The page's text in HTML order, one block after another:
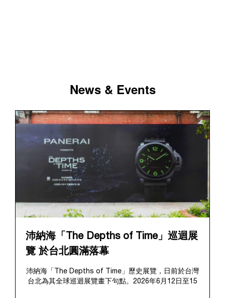
News & Events
沛納海「The Depths of Time」巡迴展
覽 於台北圓滿落幕
沛納海「The Depths of Time」歷史展覽，日前於台灣
台北為其全球巡迴展覽畫下句點。2026年6月12日至15